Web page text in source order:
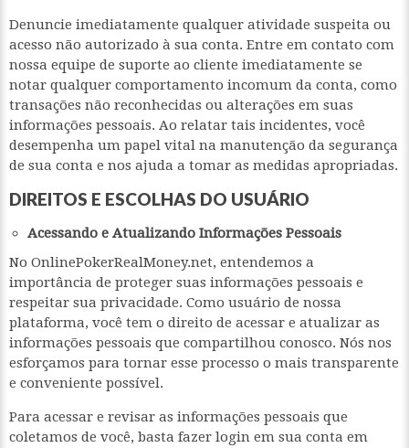
Denuncie imediatamente qualquer atividade suspeita ou
acesso não autorizado à sua conta. Entre em contato com
nossa equipe de suporte ao cliente imediatamente se
notar qualquer comportamento incomum da conta, como
transações não reconhecidas ou alterações em suas
informações pessoais. Ao relatar tais incidentes, você
desempenha um papel vital na manutenção da segurança
de sua conta e nos ajuda a tomar as medidas apropriadas.
DIREITOS E ESCOLHAS DO USUÁRIO
Acessando e Atualizando Informações Pessoais
No OnlinePokerRealMoney.net, entendemos a
importância de proteger suas informações pessoais e
respeitar sua privacidade. Como usuário de nossa
plataforma, você tem o direito de acessar e atualizar as
informações pessoais que compartilhou conosco. Nós nos
esforçamos para tornar esse processo o mais transparente
e conveniente possível.
Para acessar e revisar as informações pessoais que
coletamos de você, basta fazer login em sua conta em